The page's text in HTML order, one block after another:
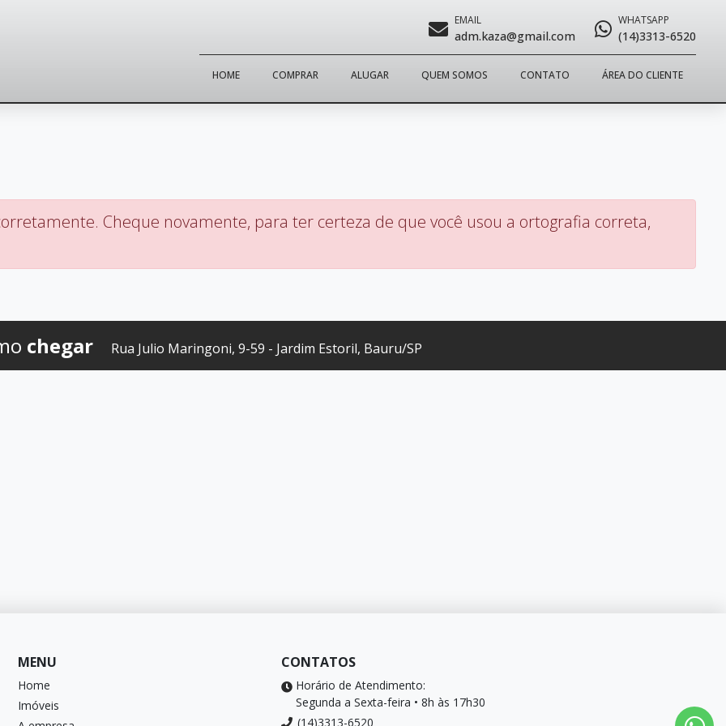
EMAIL
adm.kaza@gmail.com
WHATSAPP
(14)3313-6520
HOME COMPRAR ALUGAR QUEM SOMOS CONTATO ÁREA DO CLIENTE
Cheque novamente, para ter certeza de que você usou a ortografia correta,
chegar Rua Julio Maringoni, 9-59 - Jardim Estoril, Bauru/SP
MENU
Home
Imóveis
CONTATOS
Horário de Atendimento:
Segunda a Sexta-feira • 8h às 17h30
(14)3313-6520